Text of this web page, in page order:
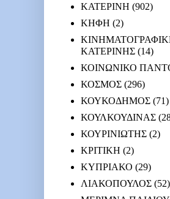
ΚΑΤΕΡΙΝΗ (902)
ΚΗΦΗ (2)
ΚΑΤΕΡΙΝΗΣ (14)
ΚΟΙΝΩΝΙΚΟ
ΚΟΣΜΟΣ (296)
ΚΟΥΚΟΔΗΜΟΣ (71)
ΚΟΥΛΚΟΥΔΙΝΑΣ
ΚΟΥΡΙΝΙΩΤΗΣ (2)
ΚΡΙΤΙΚΗ (2)
ΚΥΠΡΙΑΚΟ (29)
ΛΙΑΚΟΠΟΥΛΟΣ (52)